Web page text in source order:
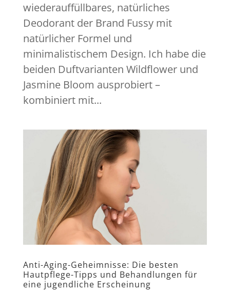
wiederauffüllbares, natürliches
Deodorant der Brand Fussy mit
natürlicher Formel und
minimalistischem Design. Ich habe die
beiden Duftvarianten Wildflower und
Jasmine Bloom ausprobiert –
kombiniert mit...
Anti-Aging-Geheimnisse: Die besten
Hautpflege-Tipps und Behandlungen für
eine jugendliche Erscheinung